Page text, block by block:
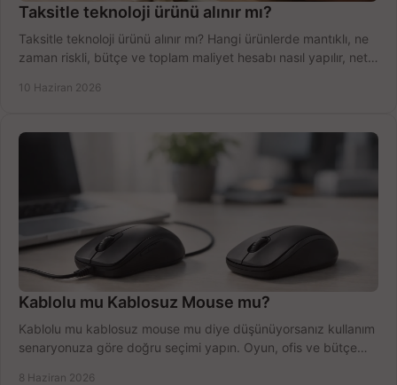
Taksitle teknoloji ürünü alınır mı?
Taksitle teknoloji ürünü alınır mı? Hangi ürünlerde mantıklı, ne
zaman riskli, bütçe ve toplam maliyet hesabı nasıl yapılır, net
10 Haziran 2026
Kablolu mu Kablosuz Mouse mu?
Kablolu mu kablosuz mouse mu diye düşünüyorsanız kullanım
senaryonuza göre doğru seçimi yapın. Oyun, ofis ve bütçe
8 Haziran 2026